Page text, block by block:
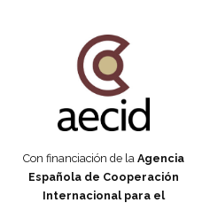
Con financiación de la Agencia
Española de Cooperación
Internacional para el